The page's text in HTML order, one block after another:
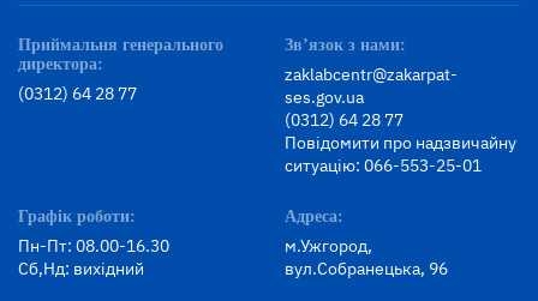
Приймальня генерального
директора:
(0312) 64 28 77
Зв’язок з нами:
zaklabcentr@zakarpat-
ses.gov.ua
(0312) 64 28 77
Повідомити про надзвичайну
ситуацію: 066-553-25-01
Графік роботи:
Пн-Пт: 08.00-16.30
Сб,Нд: вихідний
Адреса:
м.Ужгород,
вул.Собранецька, 96